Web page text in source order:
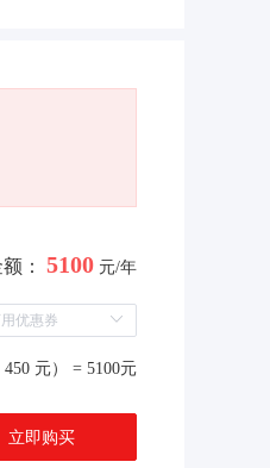
： 5100 元/年
元） = 5100元
立即购买